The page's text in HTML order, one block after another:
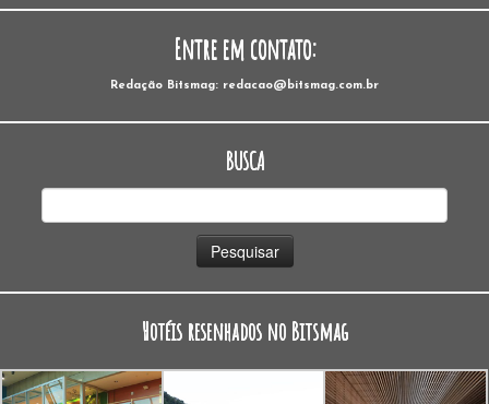
Entre em contato:
Redação Bitsmag: redacao@bitsmag.com.br
BUSCA
Hotéis resenhados no Bitsmag